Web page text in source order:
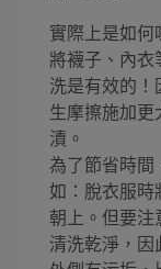
實際上是如何
將襪子、內衣
洗是有效的！
生摩擦施加更
漬。
為了節省時間
如：脫衣服時
朝上。但要注
清洗乾淨，因